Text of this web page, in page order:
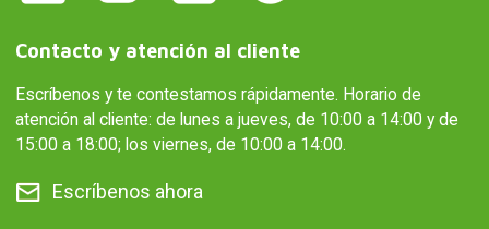
Contacto y atención al cliente
Escríbenos y te contestamos rápidamente. Horario de
atención al cliente: de lunes a jueves, de 10:00 a 14:00 y de
15:00 a 18:00; los viernes, de 10:00 a 14:00.
Escríbenos ahora